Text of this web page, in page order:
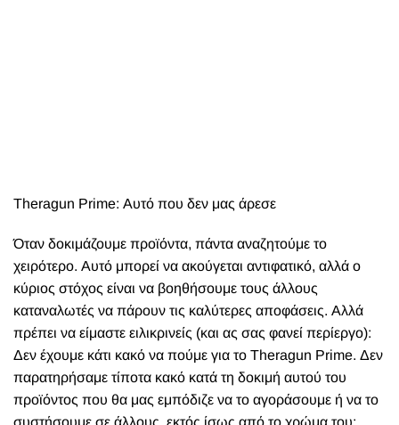
πει και ένα εξαιρετικό προϊόν θα πρέπει να προσφέρει και
λίγο χρώμα. Γνώμη μας.
Δοκίμασε το και εσύ και πες μας τη γνώμη σου!
Κείμενο: Φίλια Μητρομάρα - Φωτογραφίες: Νάσος
Καλλίτσης